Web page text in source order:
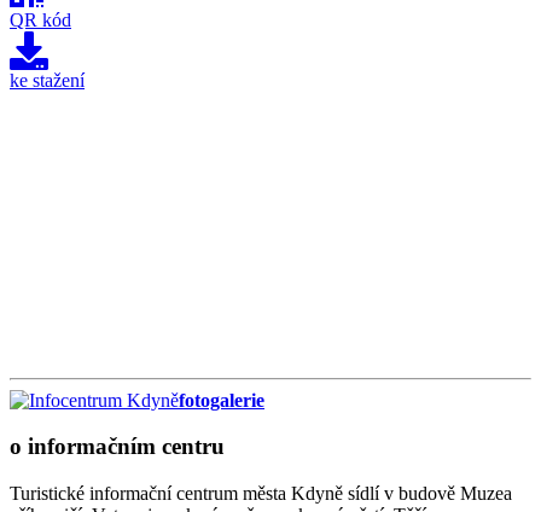
QR kód
ke stažení
fotogalerie
o informačním centru
Turistické informační centrum města Kdyně sídlí v budově Muzea